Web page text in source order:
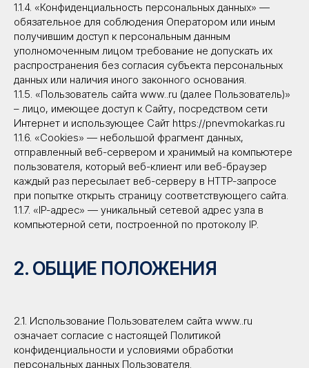
1.1.4. «Конфиденциальность персональных данных» —
обязательное для соблюдения Оператором или иным
получившим доступ к персональным данным
уполномоченным лицом требование не допускать их
распространения без согласия субъекта персональных
данных или наличия иного законного основания.
1.1.5. «Пользователь сайта www..ru (далее Пользователь)»
– лицо, имеющее доступ к Сайту, посредством сети
Интернет и использующее Сайт https://pnevmokarkas.ru
1.1.6. «Cookies» — небольшой фрагмент данных,
отправленный веб-сервером и хранимый на компьютере
пользователя, который веб-клиент или веб-браузер
каждый раз пересылает веб-серверу в HTTP-запросе
при попытке открыть страницу соответствующего сайта.
1.1.7. «IP-адрес» — уникальный сетевой адрес узла в
компьютерной сети, построенной по протоколу IP.
2. ОБЩИЕ ПОЛОЖЕНИЯ
2.1. Использование Пользователем сайта www..ru
означает согласие с настоящей Политикой
конфиденциальности и условиями обработки
персональных данных Пользователя.